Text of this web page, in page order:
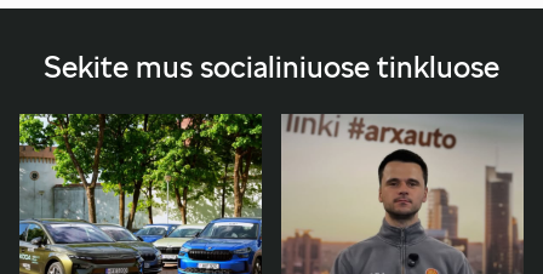
Sekite mus socialiniuose tinkluose